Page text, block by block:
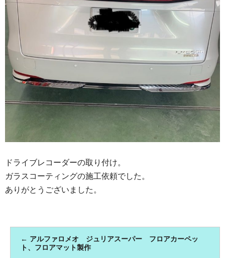
ドライブレコーダーの取り付け。
ガラスコーティングの施工依頼でした。
ありがとうございました。
← アルファロメオ ジュリアスーパー フロアカーペッ
ト、フロアマット製作